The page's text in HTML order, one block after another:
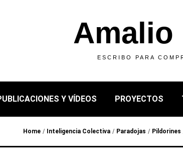
Amalio
ESCRIBO PARA
Y VÍDEOS PROYECTOS
Home / Inteligencia Colectiva / Paradojas / Pildorines